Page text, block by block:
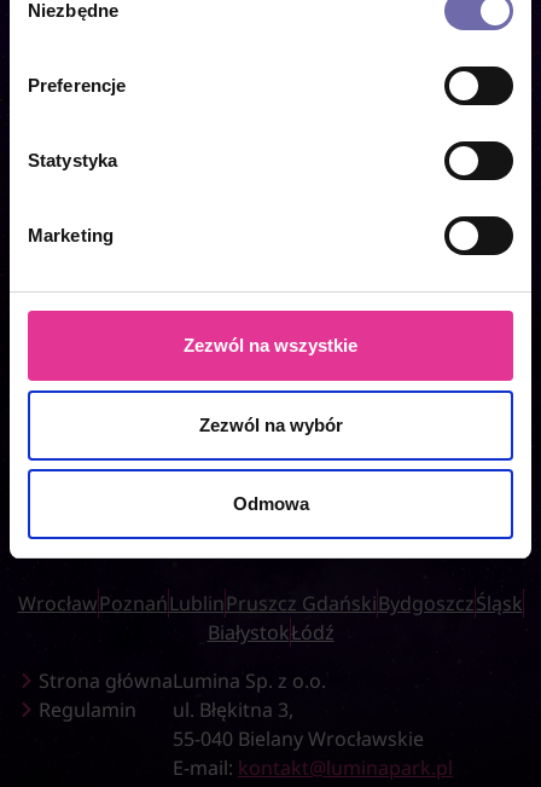
zgody
Niezbędne
Preferencje
Statystyka
Marketing
Zezwól na wszystkie
Zezwól na wybór
Odmowa
Nie masz jeszcze konta?
WrocławPoznańLublinPruszcz GdańskiBydgoszczŚląsk
BiałystokŁódź
Strona główna
Regulamin
Lumina Sp. z o.o.
ul. Błękitna 3,
55-040 Bielany Wrocławskie
E-mail: kontakt@luminapark.pl